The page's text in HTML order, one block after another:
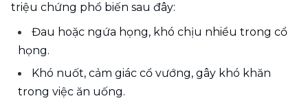
triệu chứng phổ biến sau đây:
Đau hoặc ngứa họng, khó chịu nhiều trong cổ
họng.
Khó nuốt, cảm giác cổ vướng, gây khó khăn
trong việc ăn uống.